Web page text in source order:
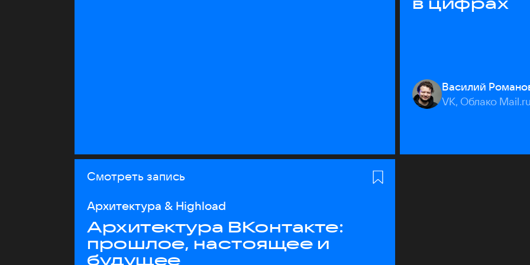
Василий
VK, Облако Mail.ru
Смотреть запись
Архитектура & Highload
Архитектура ВКонтакте:
прошлое, настоящее и
будущее